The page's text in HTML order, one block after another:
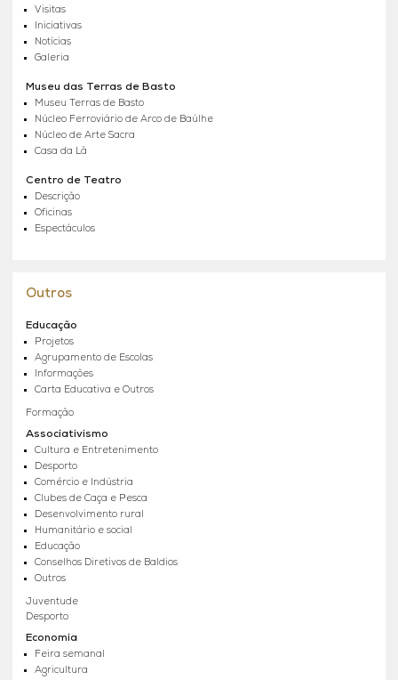
Visitas
Iniciativas
Notícias
Galeria
Museu das Terras de Basto
Museu Terras de Basto
Núcleo Ferroviário de Arco de Baúlhe
Núcleo de Arte Sacra
Casa da Lã
Centro de Teatro
Descrição
Oficinas
Espectáculos
Outros
Educação
Projetos
Agrupamento de Escolas
Informações
Carta Educativa e Outros
Formação
Associativismo
Cultura e Entretenimento
Desporto
Comércio e Indústria
Clubes de Caça e Pesca
Desenvolvimento rural
Humanitário e social
Educação
Conselhos Diretivos de Baldios
Outros
Juventude
Desporto
Economia
Feira semanal
Agricultura